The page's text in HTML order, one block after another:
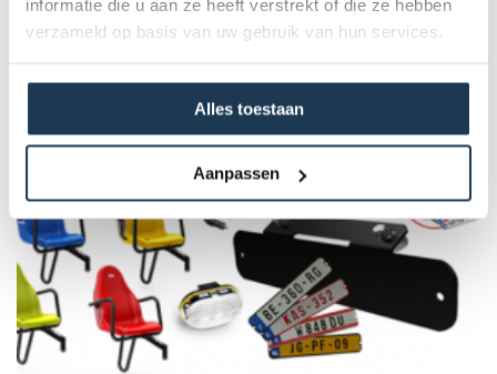
informatie die u aan ze heeft verstrekt of die ze hebben
verzameld op basis van uw gebruik van hun services.
Alles toestaan
Aanpassen
15.37.07.00
Dit product behoort tot de
volgende categorie(ën)